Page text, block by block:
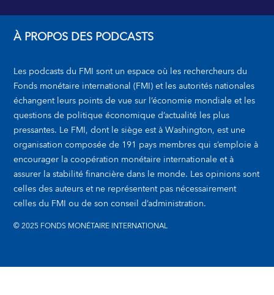
À PROPOS DES PODCASTS
Les podcasts du FMI sont un espace où les rechercheurs du
Fonds monétaire international (FMI) et les autorités nationales
échangent leurs points de vue sur l’économie mondiale et les
questions de politique économique d’actualité les plus
pressantes. Le FMI, dont le siège est à Washington, est une
organisation composée de 191 pays membres qui s’emploie à
encourager la coopération monétaire internationale et à
assurer la stabilité financière dans le monde. Les opinions sont
celles des auteurs et ne représentent pas nécessairement
celles du FMI ou de son conseil d’administration.
© 2025 FONDS MONÉTAIRE INTERNATIONAL